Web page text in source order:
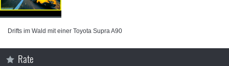
Drifts im Wald mit einer Toyota Supra A90
Rate